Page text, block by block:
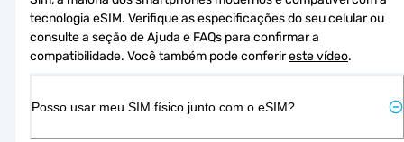
tecnologia eSIM. Verifique as especificações do seu celular ou
consulte a seção de Ajuda e FAQs para confirmar a
compatibilidade. Você também pode conferir este vídeo.
Posso usar meu SIM físico junto com o eSIM?